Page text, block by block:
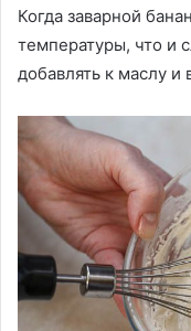
Когда заварной
температуры, что и
добавлять к маслу и